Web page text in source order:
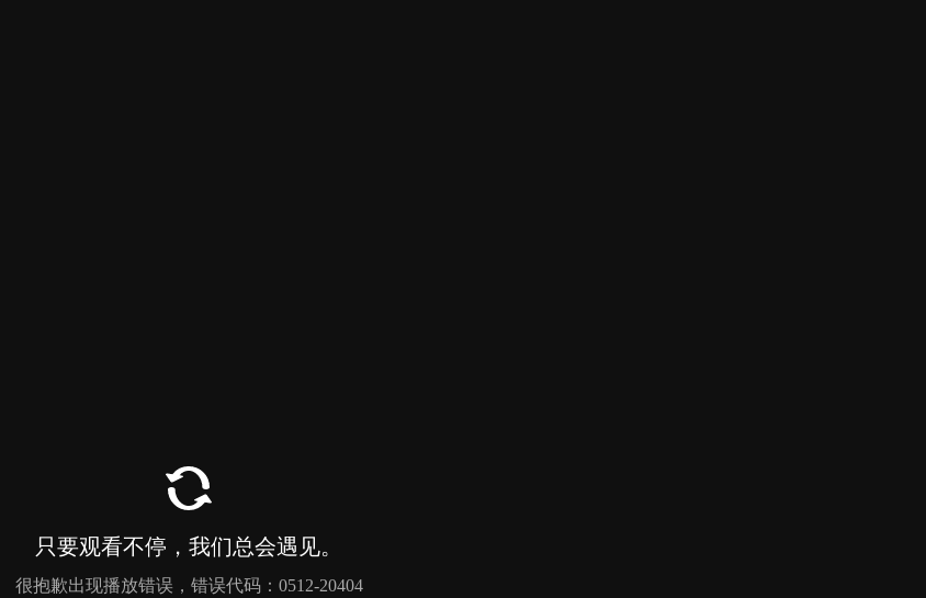
只要观看不停，我们总会遇见。
很抱歉出现播放错误，错误代码：0512-20404